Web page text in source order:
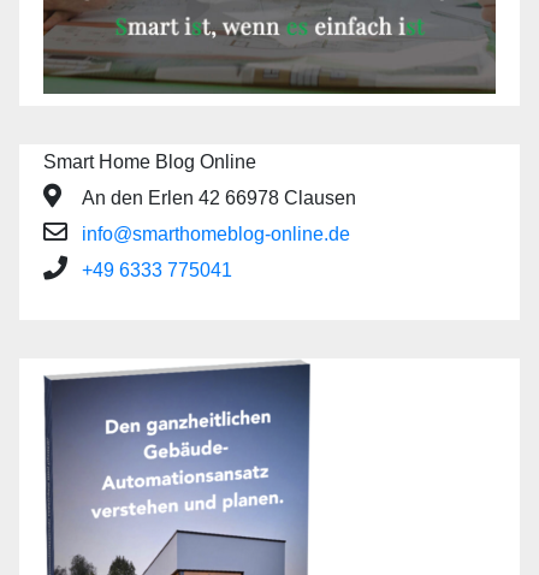
Smart Home Blog Online
An den Erlen 42 66978 Clausen
info@smarthomeblog-online.de
+49 6333 775041